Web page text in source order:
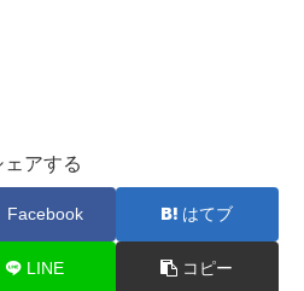
ェアする
Facebook はてブ
LINE コピー